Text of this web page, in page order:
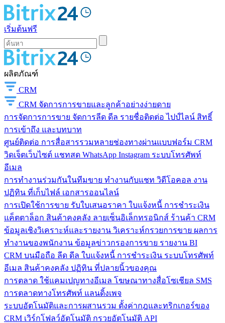
เริ่มต้นฟรี
ผลิตภัณฑ์
CRM
CRM จัดการการขายและลูกค้าอย่างง่ายดาย
การจัดการการขาย จัดการลีด ดีล รายชื่อติดต่อ ไปป์ไลน์ สิทธิ์
การเข้าถึง และบทบาท
ศูนย์ติดต่อ การสื่อสารรวมหลายช่องทางผ่านแบบฟอร์ม CRM
วิดเจ็ตเว็บไซต์ แชทสด WhatsApp Instagram ระบบโทรศัพท์
อีเมล
การทำงานร่วมกันในทีมขาย ทำงานกับแชท วิดีโอคอล งาน
ปฏิทิน ที่เก็บไฟล์ เอกสารออนไลน์
การเปิดใช้การขาย รับใบเสนอราคา ใบแจ้งหนี้ การชำระเงิน
แค็ตตาล็อก สินค้าคงคลัง ลายเซ็นอิเล็กทรอนิกส์ ร้านค้า CRM
ข้อมูลเชิงวิเคราะห์และรายงาน วิเคราะห์กรวยการขาย ผลการ
ทำงานของพนักงาน ข้อมูลข่าวกรองการขาย รายงาน BI
CRM บนมือถือ ลีด ดีล ใบแจ้งหนี้ การชำระเงิน ระบบโทรศัพท์
อีเมล สินค้าคงคลัง ปฏิทิน ที่ปลายนิ้วของคุณ
การตลาด ใช้แคมเปญทางอีเมล โฆษณาทางสื่อโซเชียล SMS
การตลาดทางโทรศัพท์ แลนดิ้งเพจ
ระบบอัตโนมัติและการผสานรวม ตั้งค่ากฎและทริกเกอร์ของ
CRM เวิร์กโฟลว์อัตโนมัติ กรวยอัตโนมัติ API